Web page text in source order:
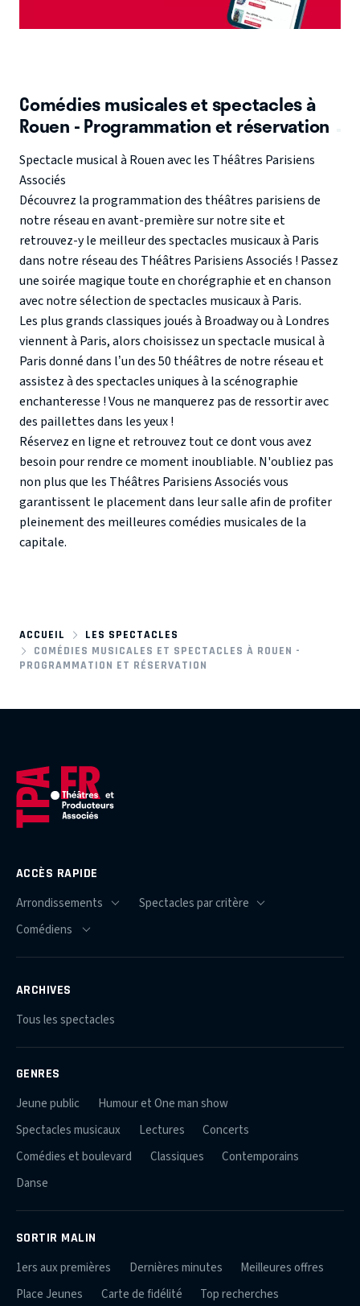
Comédies musicales et spectacles à
Rouen - Programmation et réservation
Spectacle musical à Rouen avec les Théâtres Parisiens
Associés
Découvrez la programmation des théâtres parisiens de
notre réseau en avant-première sur notre site et
retrouvez-y le meilleur des spectacles musicaux à Paris
dans notre réseau des Théâtres Parisiens Associés ! Passez
une soirée magique toute en chorégraphie et en chanson
avec notre sélection de spectacles musicaux à Paris.
Les plus grands classiques joués à Broadwayou à Londres
viennent à Paris, alors choisissez un spectacle musical à
Paris donné dans l’un des 50 théâtres de notre réseau et
assistez à des spectacles uniques à la scénographie
enchanteresse ! Vous ne manquerez pas de ressortir avec
des paillettes dans les yeux !
Réservez en ligne et retrouvez tout ce dont vous avez
besoin pour rendre ce moment inoubliable. N'oubliez pas
non plus que les Théâtres Parisiens Associés vous
garantissent le placement dans leur salle afin de profiter
pleinement des meilleures comédies musicales de la
capitale.
ACCUEIL
LES SPECTACLES
COMÉDIES MUSICALES ET SPECTACLES À ROUEN -
PROGRAMMATION ET RÉSERVATION
ACCÈS RAPIDE
ARCHIVES
Tous les spectacles
GENRES
Jeune public
Humour et One man show
Spectacles musicaux
Lectures
Concerts
Comédies et boulevard
Classiques
Contemporains
Danse
SORTIR MALIN
1ers aux premières Dernières minutes
Meilleures offres
Place Jeunes
Carte de fidélité Top recherches